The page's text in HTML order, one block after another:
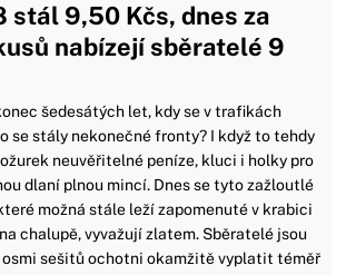
stál 9,50 Kčs, dnes za
nabízejí sběratelé 9
šedesátých let, kdy se v trafikách
se stály nekonečné fronty? I když to tehdy
neuvěřitelné peníze, kluci i holky pro
dlaní plnou mincí. Dnes se tyto zažloutlé
možná stále leží zapomenuté v krabici
chalupě, vyvažují zlatem. Sběratelé jsou
osmi sešitů ochotni okamžitě vyplatit téměř